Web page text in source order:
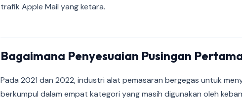
trafik Apple Mail yang ketara.
Bagaimana Penyesuaian Pusingan
Pada 2021 dan 2022, industri alat pemasaran bergegas untuk
berkumpul dalam empat kategori yang masih digunakan oleh